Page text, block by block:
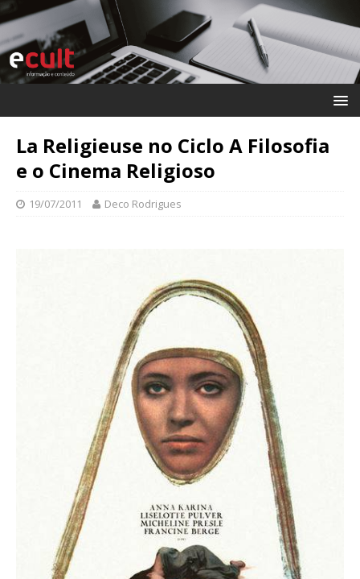
La Religieuse no Ciclo A Filosofia
e o Cinema Religioso
19/07/2011 Deco Rodrigues